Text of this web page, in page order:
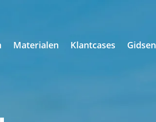
Materialen Klantcases Gidsen